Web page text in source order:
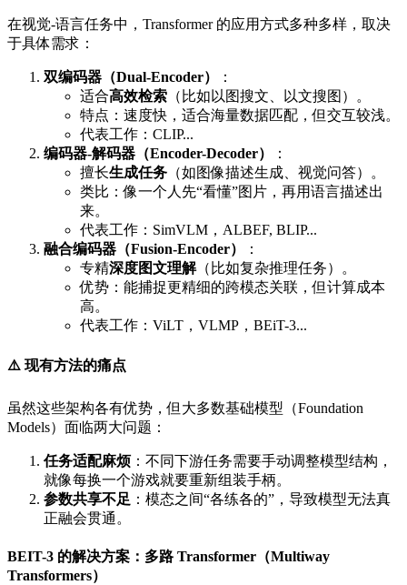
在视觉-语言任务中，Transformer 的应用方式多种多样，取决
于具体需求：
双编码器（Dual-Encoder）
：
适合高效检索 （比如以图搜文、以文搜图）。
特点：速度快，适合海量数据匹配，但交互较浅。
代表工作：CLIP...
编码器-解码器（Encoder-Decoder）
：
擅长生成任务 （如图像描述生成、视觉问答）。
类比：像一个人先“看懂”图片，再用语言描述出
来。
代表工作：SimVLM，ALBEF, BLIP...
融合编码器（Fusion-Encoder）
：
专精深度图文理解（比如复杂推理任务）。
优势：能捕捉更精细的跨模态关联，但计算成本
高。
代表工作：ViLT，VLMP，BEiT-3...
⚠️ 现有方法的痛点
虽然这些架构各有优势，但大多数基础模型（Foundation
Models）面临两大问题：
任务适配麻烦：不同下游任务需要手动调整模型结构，
就像每换一个游戏就要重新组装手柄。
参数共享不足 ：模态之间“各练各的”，导致模型无法真
正融会贯通。
BEIT-3 的解决方案：多路 Transformer（Multiway
Transformers）